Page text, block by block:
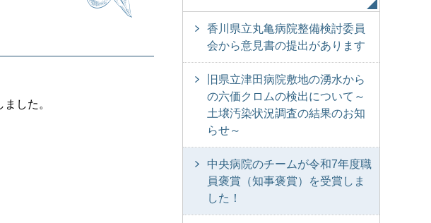
した。
香川県立丸亀病院整備検討委員
会から意見書の提出があります
旧県立津田病院敷地の湧水から
の六価クロムの検出について～
土壌汚染状況調査の結果のお知
らせ～
中央病院のチームが令和7年度職
員褒賞（知事褒賞）を受賞しま
した！